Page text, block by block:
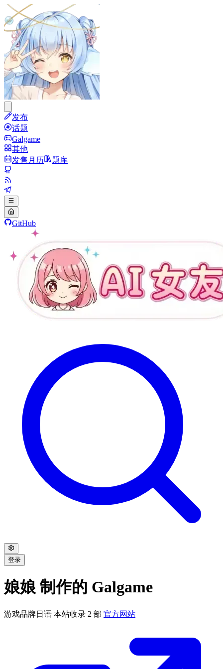
发布
话题
Galgame
其他
发售月历
题库
GitHub
登录
娘娘 制作的 Galgame
游戏品牌日语 本站收录 2 部 官方网站